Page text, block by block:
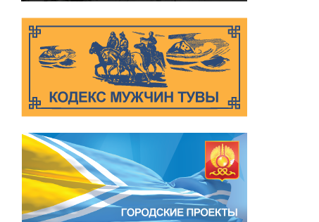
Рейтинг *